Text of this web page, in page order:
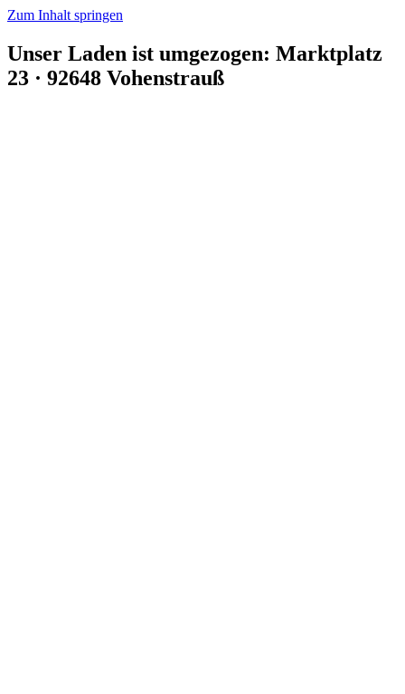
Zum Inhalt springen
Unser Laden ist umgezogen: Marktplatz
23 · 92648 Vohenstrauß